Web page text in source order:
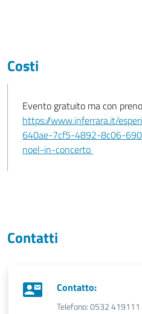
Costi
Evento gratuito ma con
https://www.inferrara.it/
640ae-7cf5-4892-8c06-
noel-in-concerto
Contatti
Contatto:
Telefono: 0532 419111